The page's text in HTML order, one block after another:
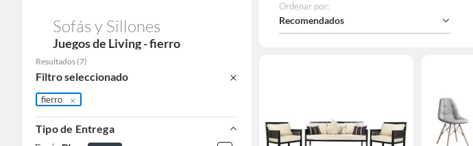
Sofás y Sillones
Juegos de Living - fierro
Resultados (7)
Filtro seleccionado
fierro
Tipo de Entrega
Ordenar por:
Recomendados